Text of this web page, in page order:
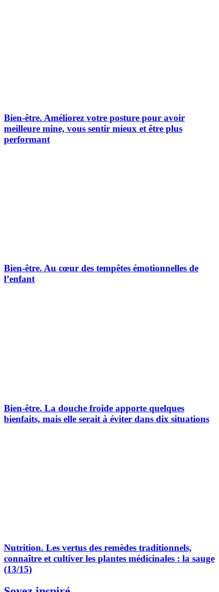
Bien-être. Améliorez votre posture pour avoir
meilleure mine, vous sentir mieux et être plus
performant
Bien-être. Au cœur des tempêtes émotionnelles de
l’enfant
Bien-être. La douche froide apporte quelques
bienfaits, mais elle serait à éviter dans dix situations
Nutrition. Les vertus des remèdes traditionnels,
connaître et cultiver les plantes médicinales : la sauge
(13/15)